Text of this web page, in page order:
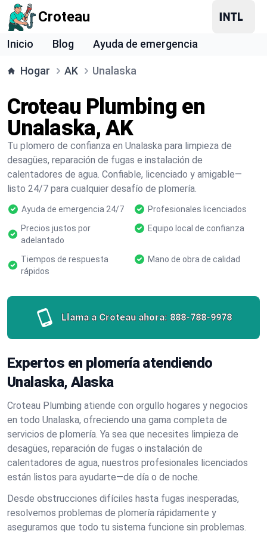
Croteau
Inicio Blog Ayuda de emergencia
Hogar AK Unalaska
Croteau Plumbing en
Unalaska, AK
Tu plomero de confianza en Unalaska para limpieza de
desagües, reparación de fugas e instalación de
calentadores de agua. Confiable, licenciado y amigable—
listo 24/7 para cualquier desafío de plomería.
Ayuda de emergencia 24/7
Profesionales licenciados
Precios justos por
adelantado
Equipo local de confianza
Tiempos de respuesta
rápidos
Mano de obra de calidad
Llama a Croteau ahora: 888-788-9978
Expertos en plomería atendiendo
Unalaska, Alaska
Croteau Plumbing atiende con orgullo hogares y negocios
en todo Unalaska, ofreciendo una gama completa de
servicios de plomería. Ya sea que necesites limpieza de
desagües, reparación de fugas o instalación de
calentadores de agua, nuestros profesionales licenciados
están listos para ayudarte—de día o de noche.
Desde obstrucciones difíciles hasta fugas inesperadas,
resolvemos problemas de plomería rápidamente y
aseguramos que todo tu sistema funcione sin problemas.